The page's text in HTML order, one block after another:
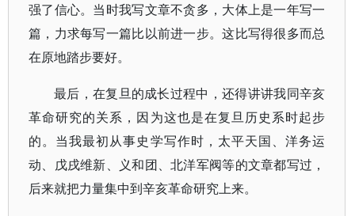
强了信心。当时我写文章不贪多，大体上是一年写一
篇，力求每写一篇比以前进一步。这比写得很多而总
在原地踏步要好。
最后，在复旦的成长过程中，还得讲讲我同辛亥
革命研究的关系，因为这也是在复旦历史系时起步
的。当我最初从事史学写作时，太平天国、洋务运
动、戊戌维新、义和团、北洋军阀等的文章都写过，
后来就把力量集中到辛亥革命研究上来。